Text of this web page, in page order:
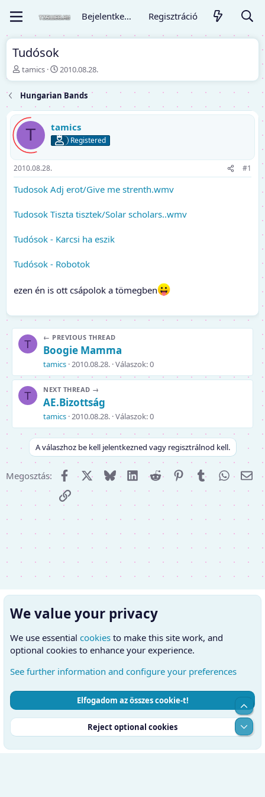
Bejelentkezés Regisztráció
Tudósok
T
é
m
a
i
n
d
t
ó
tamics
K
e
d
ő
á
t
2010.08.28.
Hungarian Bands
T tamics
Registered
2010.08.28. #1
Tudosok Adj erot/Give me strenth.wmv
Tudosok Tiszta tisztek/Solar scholars..wmv
Tudósok - Karcsi ha eszik
Tudósok - Robotok
ezen én is ott csápolok a tömegben
T
← PREVIOUS THREAD
Boogie Mamma
tamics 2010.08.28. Válaszok: 0
T
NEXT THREAD →
AE.Bizottság
tamics 2010.08.28. Válaszok: 0
A válaszhoz be kell jelentkezned vagy regisztrálnod kell.
Megosztás: FacebookX (Twitter)
Bluesky LinkedInReddit PinterestTumblr
E-
Link
Hungarian (HU)
Kapcsolatfelvétel
Feltételek és szabályok
Adatvédelmi szabályzat
Súgó
Kezdőlap
RSS
We value your privacy
We use essential cookies to make this site work, and
optional cookies to enhance your experience.
See further information and configure your preferences
Elfogadom az összes cookie-t!
Reject optional cookies
Top
Alul